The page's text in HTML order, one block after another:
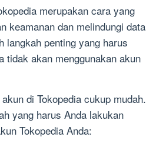
merupakan cara yang
keamanan dan melindungi data
langkah penting yang harus
tidak akan menggunakan akun
di Tokopedia cukup mudah.
yang harus Anda lakukan
Tokopedia Anda: